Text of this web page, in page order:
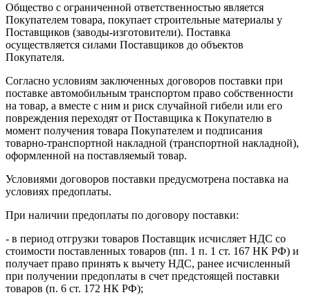
Общество с ограниченной ответственностью является
Покупателем товара, покупает строительные материалы у
Поставщиков (заводы-изготовители). Поставка
осуществляется силами Поставщиков до объектов
Покупателя.
Согласно условиям заключенных договоров поставки при
поставке автомобильным транспортом право собственности
на товар, а вместе с ним и риск случайной гибели или его
повреждения переходят от Поставщика к Покупателю в
момент получения товара Покупателем и подписания
товарно-транспортной накладной (транспортной накладной),
оформленной на поставляемый товар.
Условиями договоров поставки предусмотрена поставка на
условиях предоплаты.
При наличии предоплаты по договору поставки:
- в период отгрузки товаров Поставщик исчисляет НДС со
стоимости поставленных товаров (пп. 1 п. 1 ст. 167 НК РФ) и
получает право принять к вычету НДС, ранее исчисленный
при получении предоплаты в счет предстоящей поставки
товаров (п. 6 ст. 172 НК РФ);